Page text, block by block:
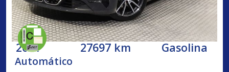
2021 27697 km Gasolina
Automático